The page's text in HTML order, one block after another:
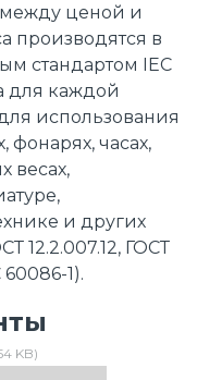
между ценой и
производятся в
стандартом IEC
для каждой
использования
фонарях, часах,
весах,
и других
12.2.007.12, ГОСТ
1).
KB)